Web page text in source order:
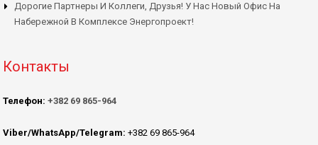
Дорогие Партнеры И Коллеги, Друзья! У Нас Новый Офис На
Набережной В Комплексе Энергопроект!
Контакты
Телефон: +382 69 865-964
Viber/WhatsApp/Telegram: +382 69 865-964